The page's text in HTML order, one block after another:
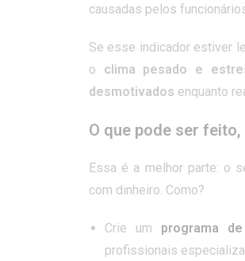
causadas pelos
Se esse indicador estiver
o clima pesado e
desmotivados enquanto
O que pode ser feito,
Essa é a melhor parte: o
com dinheiro. Como?
Crie um programa
profissionais